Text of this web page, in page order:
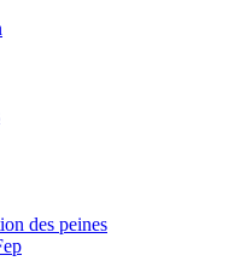
des peines